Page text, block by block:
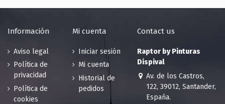
Información
Aviso legal
Política de
privacidad
Política de
cookies
Mi cuenta
Iniciar sesión
Mi cuenta
Historial de
pedidos
Contact us
Raptor by Pinturas
Dispival
Av. de los Castros,
122, 39012, Santander,
España.